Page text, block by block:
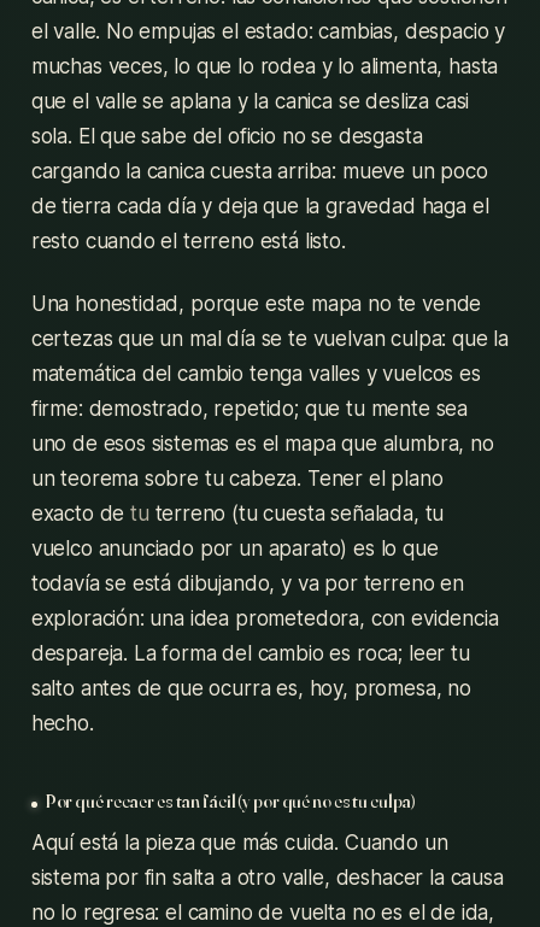
el valle. No empujas el estado: cambias, despacio y
muchas veces, lo que lo rodea y lo alimenta, hasta
que el valle se aplana y la canica se desliza casi
sola. El que sabe del oficio no se desgasta
cargando la canica cuesta arriba: mueve un poco
de tierra cada día y deja que la gravedad haga el
resto cuando el terreno está listo.
Una honestidad, porque este mapa no te vende
certezas que un mal día se te vuelvan culpa: que la
matemática del cambio tenga valles y vuelcos es
firme: demostrado, repetido; que tu mente sea
uno de esos sistemas es el mapa que alumbra, no
un teorema sobre tu cabeza. Tener el plano
exacto detu terreno (tu cuesta señalada, tu
vuelco anunciado por un aparato) es lo que
todavía se está dibujando, y va por terreno en
exploración: una idea prometedora, con evidencia
despareja. La forma del cambio es roca; leer tu
salto antes de que ocurra es, hoy, promesa, no
hecho.
Por qué recaer es tan fácil (y por qué no es tu culpa)
Aquí está la pieza que más cuida. Cuando un
sistema por fin salta a otro valle, deshacer la causa
no lo regresa: el camino de vuelta no es el de ida,